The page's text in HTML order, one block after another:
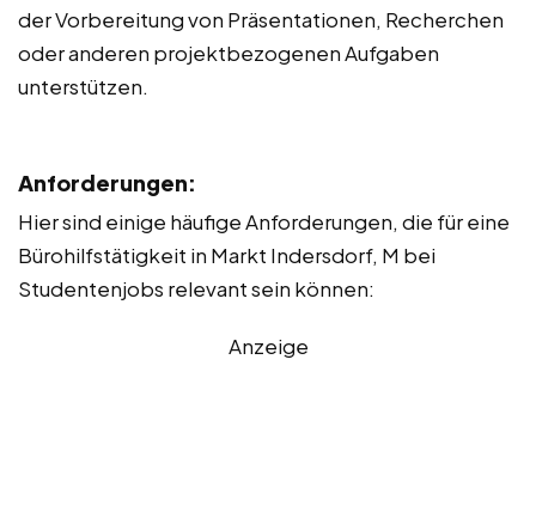
der Vorbereitung von Präsentationen, Recherchen
oder anderen projektbezogenen Aufgaben
unterstützen.
Anforderungen:
Hier sind einige häufige Anforderungen, die für eine
Bürohilfstätigkeit in Markt Indersdorf, M bei
Studentenjobs relevant sein können:
Anzeige